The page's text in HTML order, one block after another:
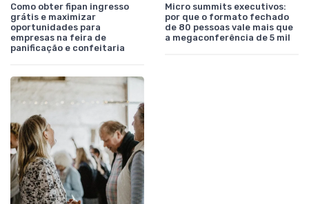
Como obter fipan ingresso
grátis e maximizar
oportunidades para
empresas na feira de
panificação e confeitaria
Micro summits executivos:
por que o formato fechado
de 80 pessoas vale mais que
a megaconferência de 5 mil